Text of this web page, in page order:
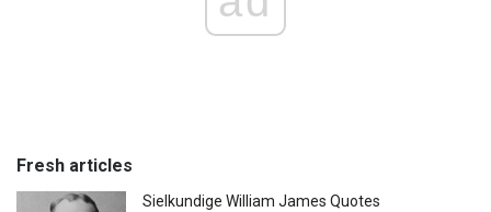
Fresh articles
Sielkundige William James Quotes